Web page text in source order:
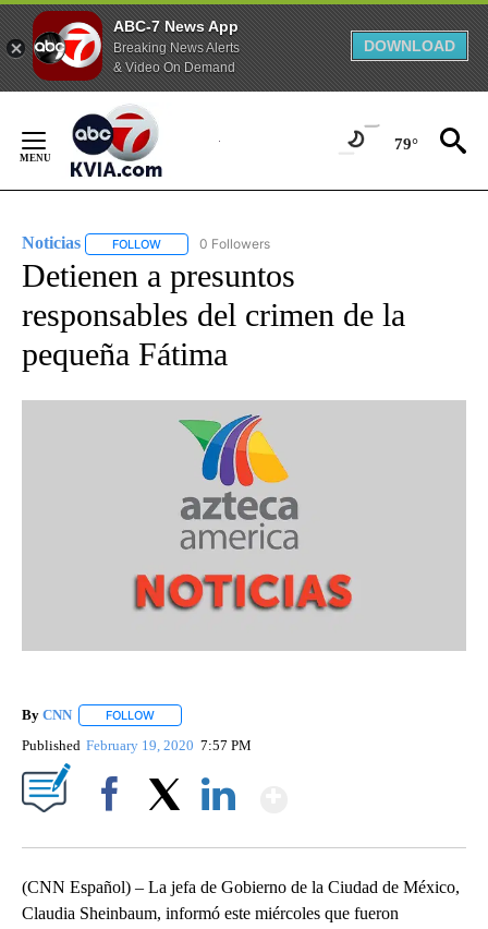
ABC-7 News App
Breaking News Alerts
& Video On Demand
DOWNLOAD
Content
79°
Noticias FOLLOW FOLLOW "NOTICIAS" TO RECEIVE NOTIFICATIONS
0 Followers
Detienen a presuntos
responsables del crimen de la
pequeña Fátima
By CNN FOLLOW
Published February 19, 2020 7:57 PM
(CNN Español) – La jefa de Gobierno de la Ciudad de México,
Claudia Sheinbaum, informó este miércoles que fueron